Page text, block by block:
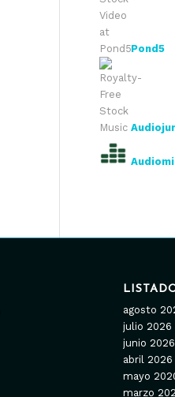
Pond5
agosto
julio 2026
junio 2026
abril 2026
mayo
marzo